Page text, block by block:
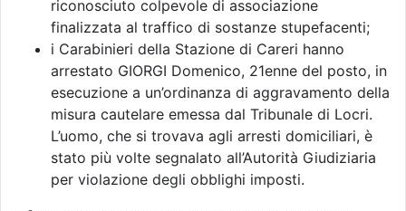
riconosciuto colpevole di associazione
finalizzata al traffico di sostanze stupefacenti;
i Carabinieri della Stazione di Careri hanno
arrestato GIORGI Domenico, 21enne del posto, in
esecuzione a un’ordinanza di aggravamento della
misura cautelare emessa dal Tribunale di Locri.
L’uomo, che si trovava agli arresti domiciliari, è
stato più volte segnalato all’Autorità Giudiziaria
per violazione degli obblighi imposti.